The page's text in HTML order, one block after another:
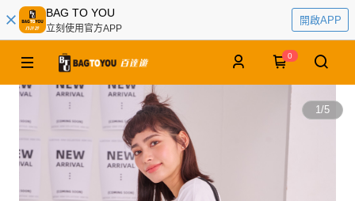
BAG TO YOU
立刻使用官方APP
開啟APP
0
1/5